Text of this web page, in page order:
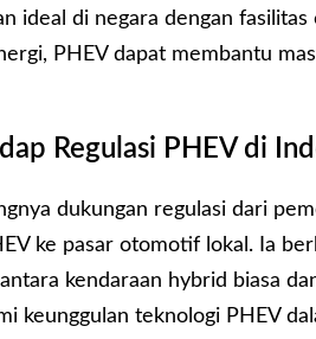
ideal di negara dengan
PHEV dapat membantu
Regulasi PHEV di
dukungan regulasi dari
ke pasar otomotif lokal. Ia
kendaraan hybrid biasa
keunggulan teknologi PHEV